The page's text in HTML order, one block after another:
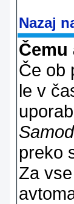
Nazaj
Čemu
Če ob
le v
preko
Za